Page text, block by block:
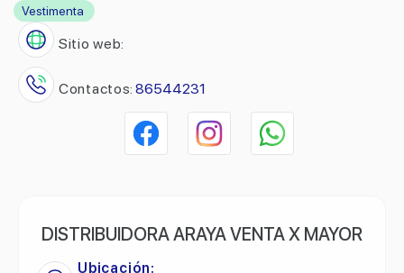
Vestimenta
Sitio web:
Contactos: 86544231
DISTRIBUIDORA ARAYA VENTA X MAYOR
Ubicación: